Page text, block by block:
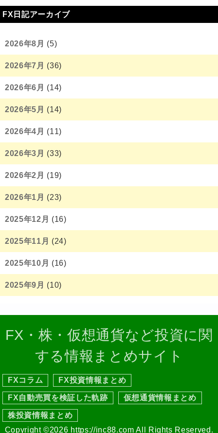
FX日記アーカイブ
2026年8月 (5)
2026年7月 (36)
2026年6月 (14)
2026年5月 (14)
2026年4月 (11)
2026年3月 (33)
2026年2月 (19)
2026年1月 (23)
2025年12月 (16)
2025年11月 (24)
2025年10月 (16)
2025年9月 (10)
FX・株・仮想通貨など投資に関
する情報まとめサイト
FXコラム FX投資情報まとめ
FX自動売買を検証した軌跡 仮想通貨情報まとめ
株投資情報まとめ
Copyright ©2026 https://inc88.com All Rights Reserved.